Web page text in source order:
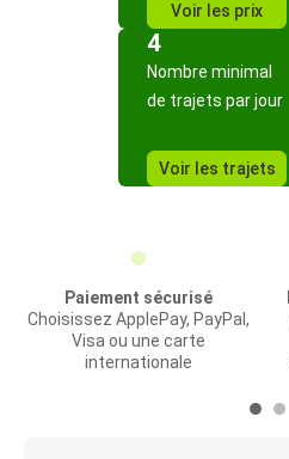
Voir les prix
4
Nombre minimal
de trajets par jour
Voir les trajets
Paiement sécurisé
Choisissez ApplePay, PayPal,
Visa ou une carte
internationale